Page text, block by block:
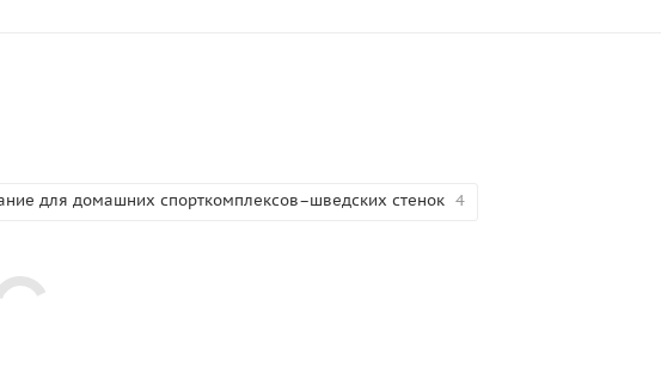
для домашних спорткомплексов–шведских стенок 4